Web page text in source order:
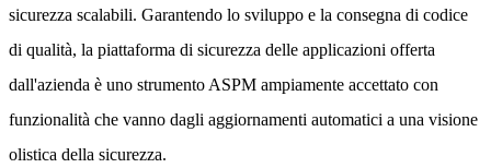
sicurezza scalabili. Garantendo lo sviluppo e la consegna di codice
di qualità, la piattaforma di sicurezza delle applicazioni offerta
dall'azienda è uno strumento ASPM ampiamente accettato con
funzionalità che vanno dagli aggiornamenti automatici a una visione
olistica della sicurezza.